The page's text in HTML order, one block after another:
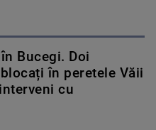
Bucegi. Doi
în peretele Văii
cu